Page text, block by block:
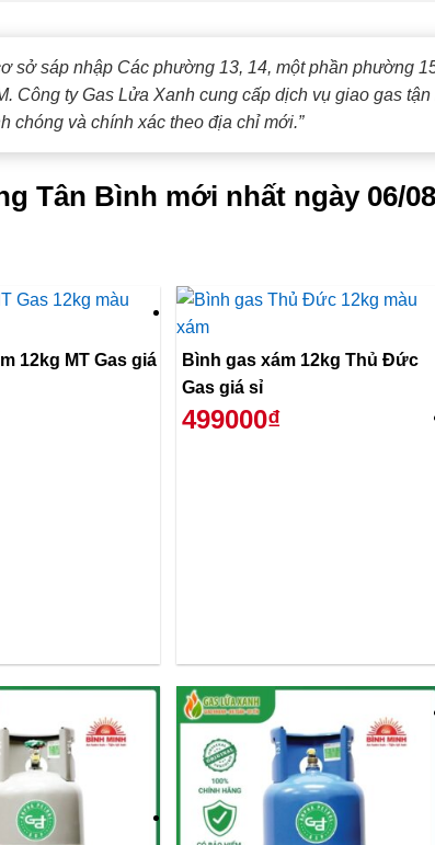
sở sáp nhập Các phường 13, 14, một phần phường
Công ty Gas Lửa Xanh cung cấp dịch vụ giao gas
chóng và chính xác theo địa chỉ mới.”
Tân Bình mới nhất ngày 06/08
12kg MT Gas giá
Bình gas xám 12kg Thủ Đức
Gas giá sỉ
499000₫